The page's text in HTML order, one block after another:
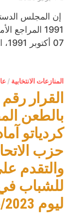
07 أكتوبر 1991، المعدل، المتعلق بانتخاب النواب في …
المنازعات الانتخابية /
بالطعن
كردياتو
حزب
والتقدم
للشباب في
ليوم 13/05/2023